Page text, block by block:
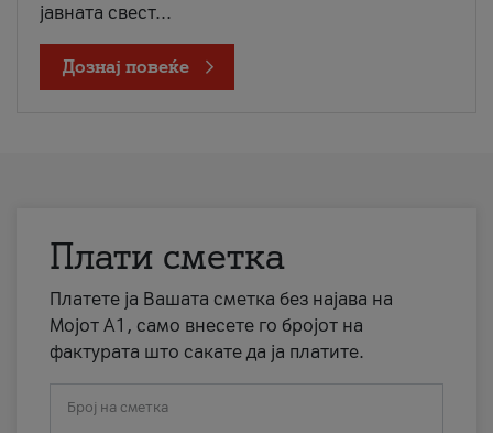
јавната свест...
Дознај повеќе
Плати сметка
Платете ја Вашата сметка без најава на
Мојот А1, само внесете го бројот на
фактурата што сакате да ја платите.
Број на сметка